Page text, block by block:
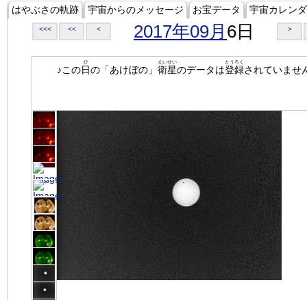
はやぶさの軌跡 宇宙からのメッセージ お宝データ 宇宙カレン
<<< << < 2017年09月 6日 >
♪この日
ひ
の「あけぼの」 衛星
えいせい
のデータは登録
とうろく
されていませ